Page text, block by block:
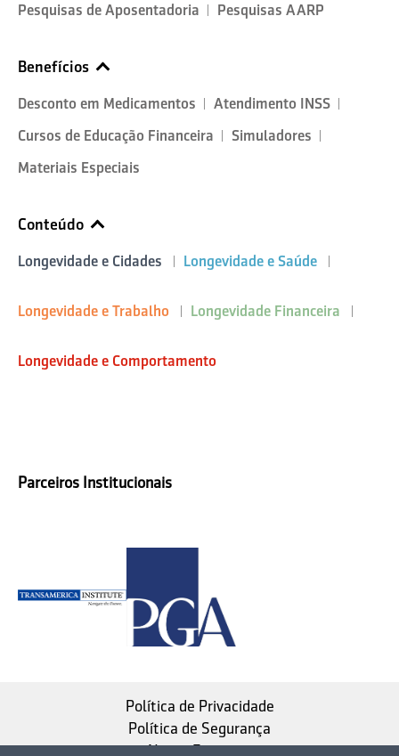
Pesquisas de Aposentadoria
Pesquisas AARP
Benefícios
Desconto em Medicamentos
Atendimento INSS
Cursos de Educação Financeira
Simuladores
Materiais Especiais
Conteúdo
Longevidade e Cidades Longevidade e Saúde
Longevidade e Trabalho Longevidade Financeira
Longevidade e Comportamento
Parceiros Institucionais
Política de Privacidade
Política de Segurança
Nosso Estatuto